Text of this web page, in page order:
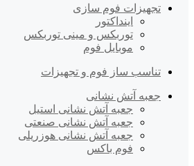
تجهیزات فوم سازی
اینداکتور
توربکس و مینی توربکس
موبایل فوم
تناسب ساز فوم و تجهیزات
جعبه آتش نشانی
جعبه آتش نشانی استیل
جعبه آتش نشانی صنعتی
جعبه آتش نشانی هوزریلی
فوم باکس